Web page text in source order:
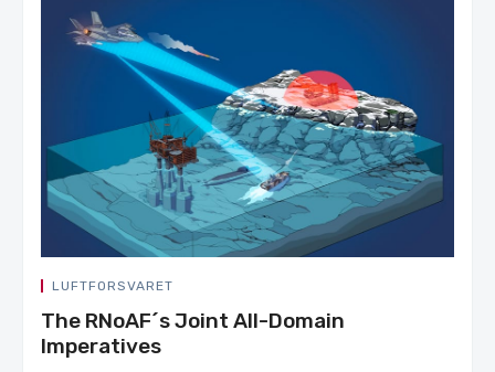
LUFTFORSVARET
The RNoAF´s Joint All-Domain
Imperatives